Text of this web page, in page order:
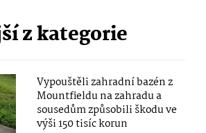
z kategorie
Vypouštěli zahradní bazén z
Mountfieldu na zahradu a
sousedům způsobili škodu ve
výši 150 tisíc korun